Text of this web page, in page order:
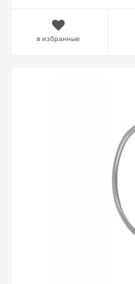
в избранные